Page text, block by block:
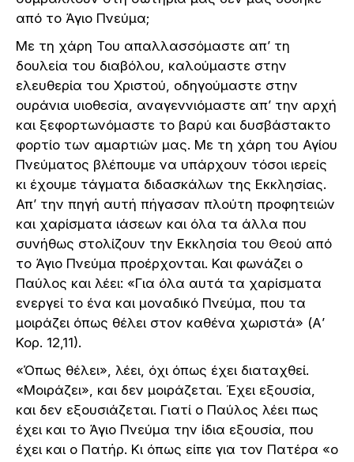
από το Άγιο Πνεύμα;
Με τη χάρη Του απαλλασσόμαστε απ’ τη
δουλεία του διαβόλου, καλούμαστε στην
ελευθερία του Χριστού, οδηγούμαστε στην
ουράνια υιοθεσία, αναγεννιόμαστε απ’ την αρχή
και ξεφορτωνόμαστε το βαρύ και δυσβάστακτο
φορτίο των αμαρτιών μας. Με τη χάρη του Αγίου
Πνεύματος βλέπουμε να υπάρχουν τόσοι ιερείς
κι έχουμε τάγματα διδασκάλων της Εκκλησίας.
Απ’ την πηγή αυτή πήγασαν πλούτη προφητειών
και χαρίσματα ιάσεων και όλα τα άλλα που
συνήθως στολίζουν την Εκκλησία του Θεού από
το Άγιο Πνεύμα προέρχονται. Και φωνάζει ο
Παύλος και λέει: «Για όλα αυτά τα χαρίσματα
ενεργεί το ένα και μοναδικό Πνεύμα, που τα
μοιράζει όπως θέλει στον καθένα χωριστά» (Α’
Κορ. 12,11).
«Όπως θέλει», λέει, όχι όπως έχει διαταχθεί.
«Μοιράζει», και δεν μοιράζεται. Έχει εξουσία,
και δεν εξουσιάζεται. Γιατί ο Παύλος λέει πως
έχει και το Άγιο Πνεύμα την ίδια εξουσία, που
έχει και ο Πατήρ. Κι όπως είπε για τον Πατέρα «ο